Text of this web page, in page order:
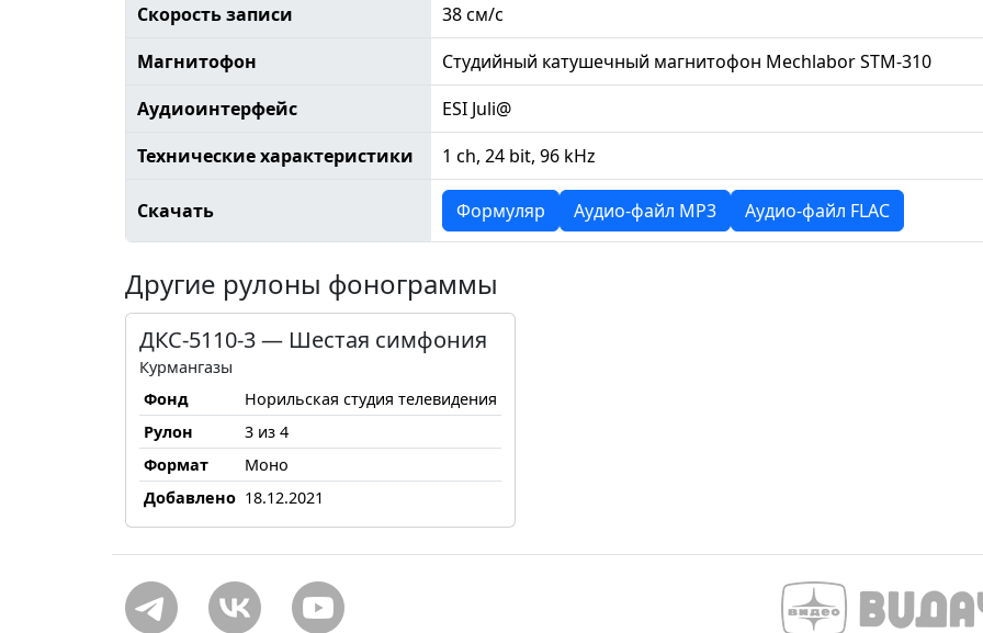
Скорость записи
38 см/с
Магнитофон
Студийный катушечный магнитофон Mechlabor STM-310
Аудиоинтерфейс
ESI Juli@
Технические характеристики
1 ch, 24 bit, 96 kHz
Скачать Формуляр Аудио-файл MP3 Аудио-файл FLAC
Другие рулоны фонограммы
ДКС-5110-3 — Шестая симфония
Курмангазы
Фонд
Норильская студия телевидения
Рулон
3 из 4
Формат
Моно
Добавлено 18.12.2021